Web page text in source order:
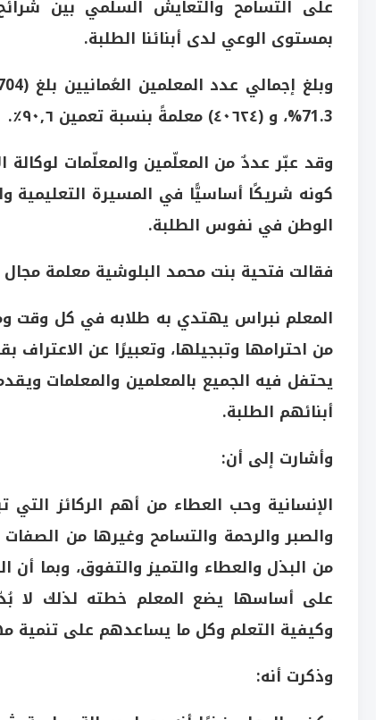
على التسامح والتعايش السلمي بين شرائح
بمستوى الوعي لدى أبنائنا الطلبة.
71.3%، و (٤٠٦٢٤) معلمةً بنسبة تعمين ٩٠,٦٪.
وقد عبّر عددٌ من المعلّمين والمعلّمات لوكالة
كونه شريكًا أساسيًّا في المسيرة التعليمية
الوطن في نفوس الطلبة.
فقالت فتحية بنت محمد البلوشية معلمة
المعلم نبراس يهتدي به طلابه في كل وقت
من احترامها وتبجيلها، وتعبيرًا عن
يحتفل فيه الجميع بالمعلمين والمعلمات
أبنائهم الطلبة.
وأشارت إلى أن:
الإنسانية وحب العطاء من أهم الركائز
والصبر والرحمة والتسامح وغيرها من
من البذل والعطاء والتميز والتفوق، وبما أن
على أساسها يضع المعلم خطته لذلك لا
وكيفية التعلم وكل ما يساعدهم على تنمية
وذكرت أنه: